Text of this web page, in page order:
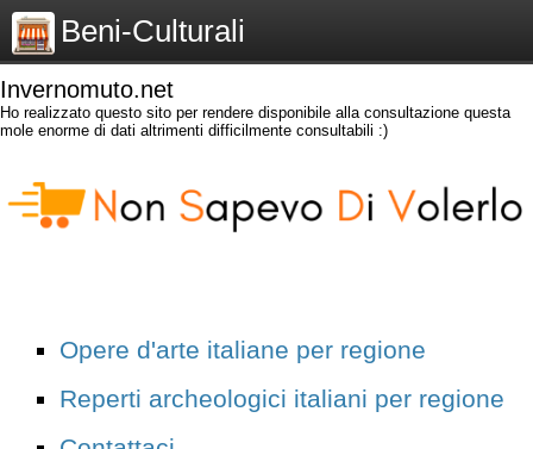
Beni-Culturali
Invernomuto.net
Ho realizzato questo sito per rendere disponibile alla consultazione questa
mole enorme di dati altrimenti difficilmente consultabili :)
Opere d'arte italiane per regione
Reperti archeologici italiani per regione